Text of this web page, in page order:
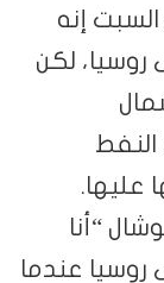
السبت إنه
لكن
عليها.
“أنا
عندما